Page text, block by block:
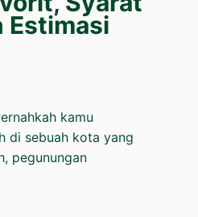
Estimasi
kamu
di sebuah kota yang
pegunungan